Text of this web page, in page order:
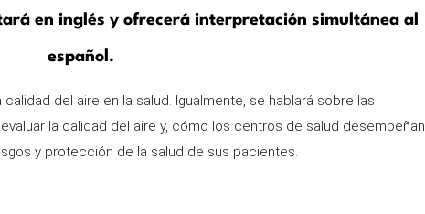
en inglés y ofrecerá interpretación simultánea al
español.
del aire en la salud. Igualmente, se hablará sobre las
la calidad del aire y, cómo los centros de salud desempeñan
y protección de la salud de sus pacientes.